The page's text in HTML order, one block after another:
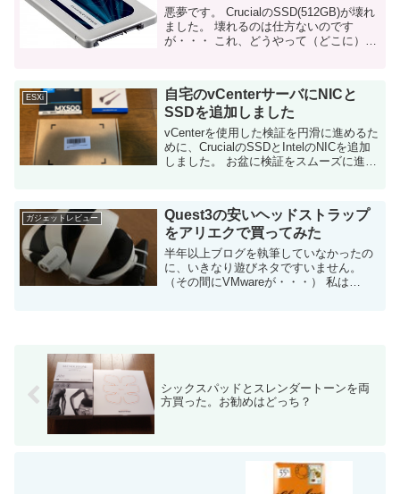
悪夢です。 CrucialのSSD(512GB)が壊れ
ました。 壊れるのは仕方ないのです
が・・・ これ、どうやって（どこに）修
れたS...
ESXi
自宅のvCenterサーバにNICと
SSDを追加しました
vCenterを使用した検証を円滑に進めるた
めに、CrucialのSSDとIntelのNICを追加
しました。 お盆に検証をスムーズに進め
ガジェットレビュー
Quest3の安いヘッドストラップ
をアリエクで買ってみた
半年以上ブログを執筆していなかったの
に、いきなり遊びネタですいません。
（その間にVMwareが・・・） 私は
シックスパッドとスレンダートーンを両
方買った。お勧めはどっち？